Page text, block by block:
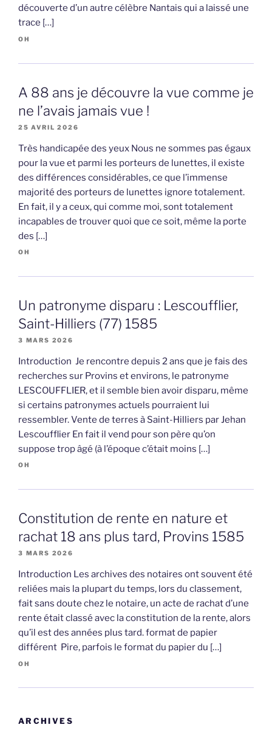
découverte d’un autre célèbre Nantais qui a laissé une
trace […]
OH
A 88 ans je découvre la vue comme je
ne l’avais jamais vue !
25 AVRIL 2026
Très handicapée des yeux Nous ne sommes pas égaux
pour la vue et parmi les porteurs de lunettes, il existe
des différences considérables, ce que l’immense
majorité des porteurs de lunettes ignore totalement.
En fait, il y a ceux, qui comme moi, sont totalement
incapables de trouver quoi que ce soit, même la porte
des […]
OH
Un patronyme disparu : Lescoufflier,
Saint-Hilliers (77) 1585
3 MARS 2026
Introduction Je rencontre depuis 2 ans que je fais des
recherches sur Provins et environs, le patronyme
LESCOUFFLIER, et il semble bien avoir disparu, même
si certains patronymes actuels pourraient lui
ressembler. Vente de terres à Saint-Hilliers par Jehan
Lescoufflier En fait il vend pour son père qu’on
suppose trop âgé (à l’époque c’était moins […]
OH
Constitution de rente en nature et
rachat 18 ans plus tard, Provins 1585
3 MARS 2026
Introduction Les archives des notaires ont souvent été
reliées mais la plupart du temps, lors du classement,
fait sans doute chez le notaire, un acte de rachat d’une
rente était classé avec la constitution de la rente, alors
qu’il est des années plus tard. format de papier
différent Pire, parfois le format du papier du […]
OH
ARCHIVES